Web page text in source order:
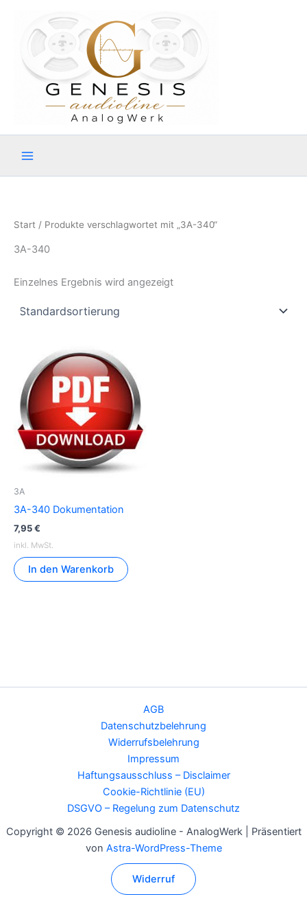
springen
Start / Produkte verschlagwortet mit „3A-340“
3A-340
Einzelnes Ergebnis wird angezeigt
3A
3A-340 Dokumentation
7,95€
inkl. MwSt.
In den Warenkorb
AGB
Datenschutzbelehrung
Widerrufsbelehrung
Impressum
Haftungsausschluss – Disclaimer
Cookie-Richtlinie (EU)
DSGVO – Regelung zum Datenschutz
Copyright © 2026 Genesis audioline - AnalogWerk | Präsentiert
von Astra-WordPress-Theme
Widerruf